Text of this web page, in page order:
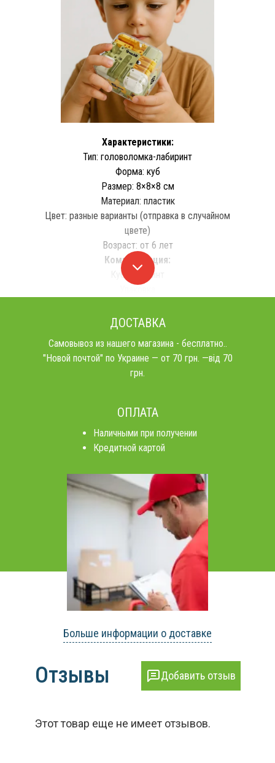
Характеристики:
Тип: головоломка-лабиринт
Форма: куб
Размер: 8×8×8 см
Материал: пластик
Цвет: разные варианты (отправка в случайном
цвете)
Возраст: от 6 лет
Комплектация:
Куб-лабиринт
ДОСТАВКА
Самовывоз из нашего магазина - бесплатно..
"Новой почтой" по Украине — от 70 грн. —від 70
грн.
ОПЛАТА
Наличными при получении
Кредитной картой
Больше информации о доставке
Отзывы Добавить отзыв
Этот товар еще не имеет отзывов.